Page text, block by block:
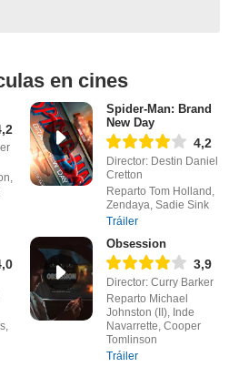
en cines
Spider-Man: Brand
New Day
4,2
Director: Destin Daniel
Cretton
Reparto Tom Holland,
Zendaya, Sadie Sink
Tráiler
Obsession
3,9
Director: Curry Barker
Reparto Michael
Johnston (II), Inde
Navarrette, Cooper
Tomlinson
Tráiler